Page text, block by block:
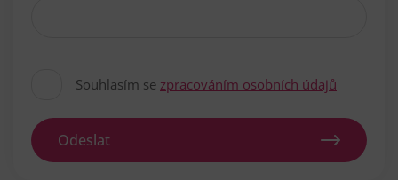
Souhlasím se zpracováním osobních údajů
Odeslat